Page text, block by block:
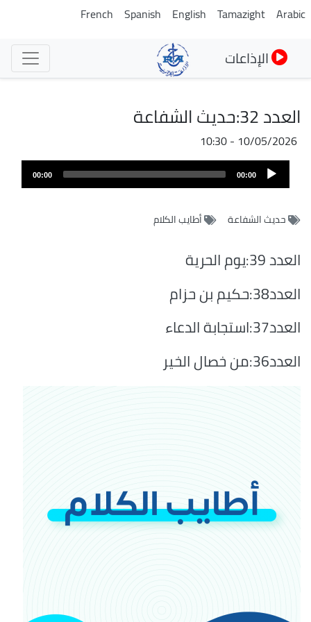
تجاوز
Arabic
Tamazight
English
Spanish
French
الإذاعات
العدد 32:حديث الشفاعة
10/05/2026 - 10:30
ملف
الصوت
Audio
Player
00:00
00:00
حديث الشفاعة أطايب الكلام
العدد 39:يوم الحرية
العدد38:حكيم بن حزام
العدد37:استجابة الدعاء
العدد36:من خصال الخير